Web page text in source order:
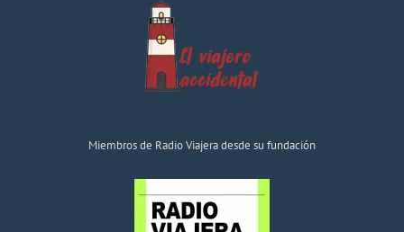
Miembros de Radio Viajera desde su fundación